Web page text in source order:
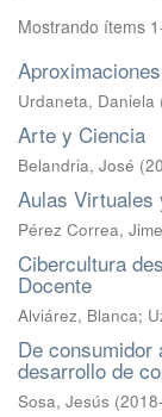
Mostrando ítems
Urdaneta, Daniela
Arte y Ciencia
Belandria, José (
Aulas Virtuales
Pérez Correa,
Cibercultura
Docente
Alviárez, Blanca;
De consumidor
desarrollo de
Sosa, Jesús (